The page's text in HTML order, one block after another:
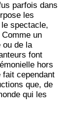
parfois dans
les
le spectacle,
un
ou de la
font
hors
cependant
que, de
qui les